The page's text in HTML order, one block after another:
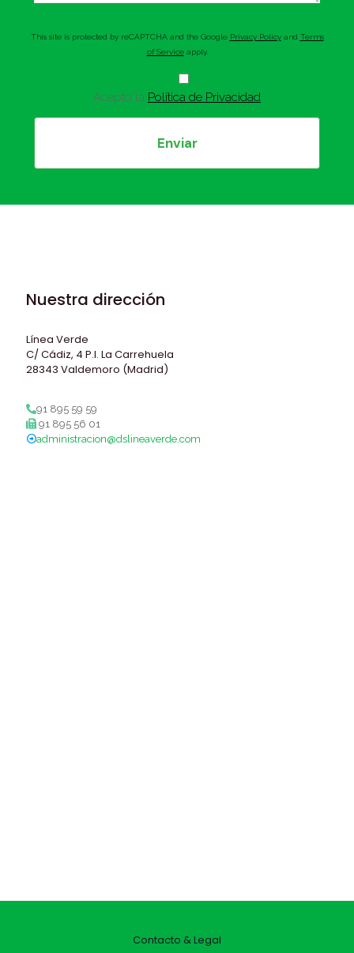
This site is protected by reCAPTCHA and the Google Privacy Policyand Terms
of Serviceapply.
Acepto la Política de Privacidad
Nuestra dirección
Línea Verde
C/ Cádiz, 4 P.I. La Carrehuela
28343 Valdemoro (Madrid)
91 895 59 59
91 895 56 01
administracion@dslineaverde.com
Contacto & Legal